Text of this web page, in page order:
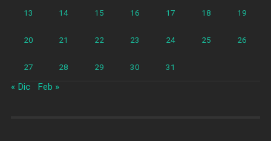
13 14 15 16 17 18 19
20 21 22 23 24 25 26
27 28 29 30 31
« Dic Feb »